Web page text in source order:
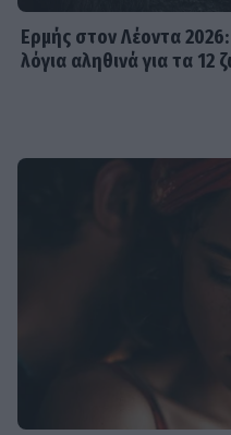
Ερμής στον Λέοντα
λόγια αληθινά για τα 12